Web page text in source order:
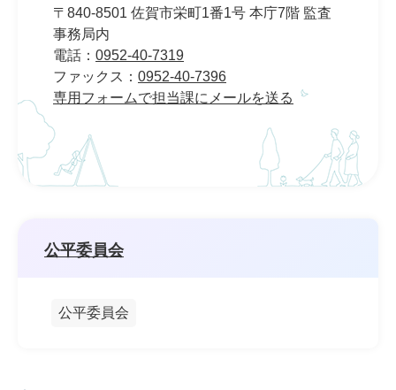
〒840-8501 佐賀市栄町1番1号 本庁7階 監査
事務局内
電話： 0952-40-7319
ファックス： 0952-40-7396
専用フォームで担当課にメールを送る
公平委員会
公平委員会